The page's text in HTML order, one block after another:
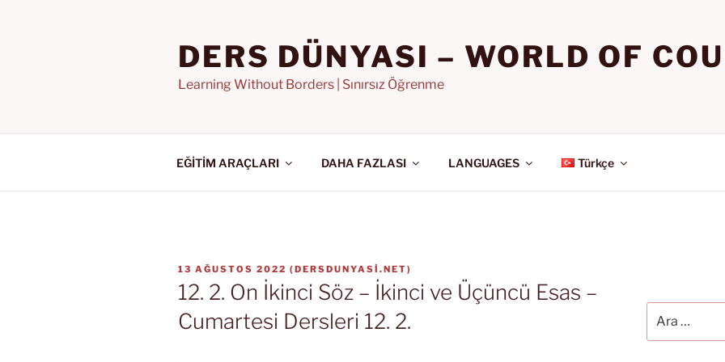
DERS DÜNYASI – WORLD OF
Learning Without Borders | Sınırsız Öğrenme
EĞİTİM ARAÇLARI DAHA FAZLASI LANGUAGES Türkçe
YAYIM
TARIHI
13 AĞUSTOS 2022 (DERSDUNYASI.NET)
12. 2. On İkinci Söz – İkinci ve Üçüncü Esas –
Cumartesi Dersleri 12. 2.